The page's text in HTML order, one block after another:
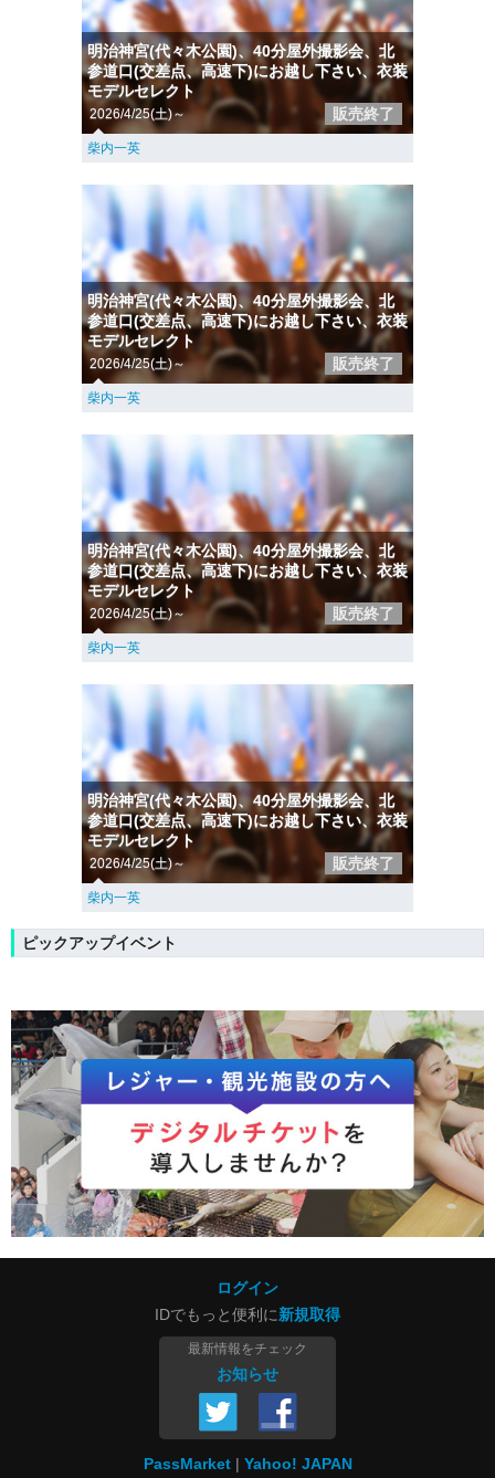
明治神宮(代々木公園)、40分屋外撮影会、北
参道口(交差点、高速下)にお越し下さい、衣装
モデルセレクト
2026/4/25(土)～ 販売終了
柴内一英
明治神宮(代々木公園)、40分屋外撮影会、北
参道口(交差点、高速下)にお越し下さい、衣装
モデルセレクト
2026/4/25(土)～ 販売終了
柴内一英
明治神宮(代々木公園)、40分屋外撮影会、北
参道口(交差点、高速下)にお越し下さい、衣装
モデルセレクト
2026/4/25(土)～ 販売終了
柴内一英
明治神宮(代々木公園)、40分屋外撮影会、北
参道口(交差点、高速下)にお越し下さい、衣装
モデルセレクト
2026/4/25(土)～ 販売終了
柴内一英
ピックアップイベント
ログイン
IDでもっと便利に新規取得
最新情報をチェック
お知らせ
PassMarket Yahoo! JAPAN